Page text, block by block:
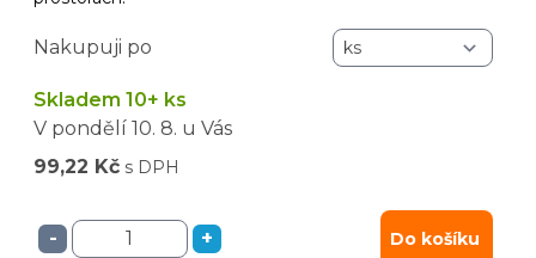
Nakupuji po
Skladem 10+ ks
V pondělí 10. 8. u Vás
99,22 Kč s DPH
- + Do košíku